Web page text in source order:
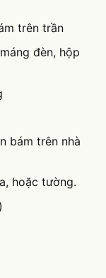
trên trần
đèn, hộp
bám trên nhà
hoặc tường.